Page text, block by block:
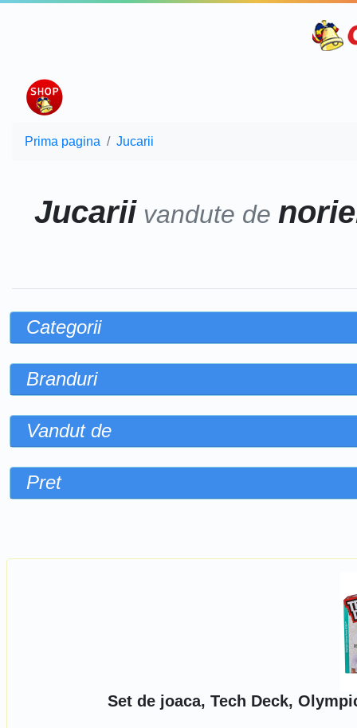
Prima pagina Jucarii
Jucarii vandute de
Categorii
Branduri
Vandut de
Pret
Set de joaca, Tech Deck,